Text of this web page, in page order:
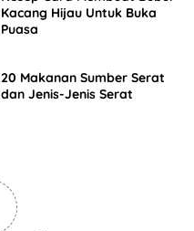
Kacang Hijau Untuk Buka
Puasa
20 Makanan Sumber Serat
dan Jenis-Jenis Serat